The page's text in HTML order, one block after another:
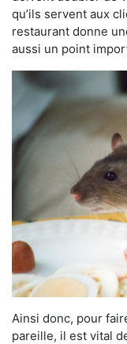
qu’ils servent aux
restaurant donne
aussi un point
Ainsi donc, pour
pareille, il est vital